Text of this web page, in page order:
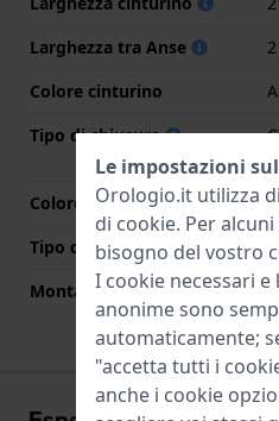
Larghezza tra Anse
Colore cinturino
Tipo di chiusura
Colore Chiusura
Tipo di montatura
Montatura dritta
Le impostazioni
Orologio.it utilizza
di cookie. Per
bisogno del vostro
I cookie necessari
anonime sono
automaticamente;
"accetta tutti i
anche i cookie